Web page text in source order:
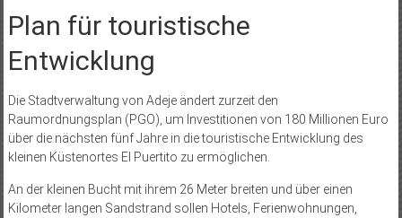
Plan für touristische
Entwicklung
Die Stadtverwaltung von Adeje ändert zurzeit den
Raumordnungsplan (PGO), um Investitionen von 180 Millionen Euro
über die nächsten fünf Jahre in die touristische Entwicklung des
kleinen Küstenortes El Puertito zu ermöglichen.
An der kleinen Bucht mit ihrem 26 Meter breiten und über einen
Kilometer langen Sandstrand sollen Hotels, Ferienwohnungen,